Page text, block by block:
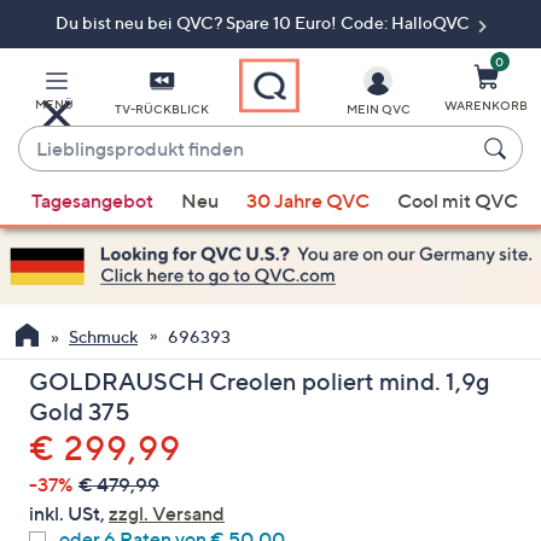
Du bist neu bei QVC? Spare 10 Euro! Code: HalloQVC
MENÜ TV-RÜCKBLICK
Lieblingsprodukt
finden
Vorschläge
verfügbar
sind,
verwenden
Sie
die
Pfeiltasten
nach
oben
und
nach
unten
MEIN QVC
0
WARENKORB
Tagesangebot Neu 30 Jahre QVC Cool mit QVC
Schmuck 696393
GOLDRAUSCH Creolen poliert mind. 1,9g
Gold 375
Gelöscht
€ 299,99
-37% € 479,99
inkl. USt, zzgl. Versand